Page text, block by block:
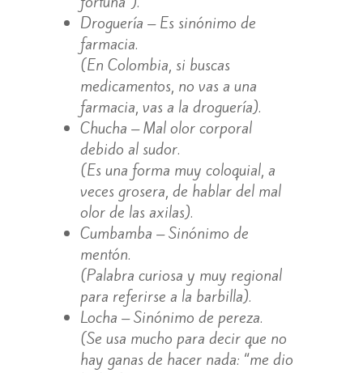
Droguería – Es sinónimo de
farmacia.
(En Colombia, si buscas
medicamentos, no vas a una
farmacia, vas a la droguería).
Chucha – Mal olor corporal
debido al sudor.
(Es una forma muy coloquial, a
veces grosera, de hablar del mal
olor de las axilas).
Cumbamba – Sinónimo de
mentón.
(Palabra curiosa y muy regional
para referirse a la barbilla).
Locha – Sinónimo de pereza.
(Se usa mucho para decir que no
hay ganas de hacer nada: “me dio